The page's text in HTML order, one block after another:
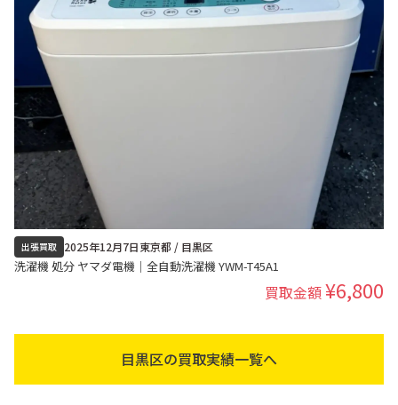
出張買取 2025年12月7日東京都 / 目黒区
洗濯機 処分 ヤマダ電機｜全自動洗濯機 YWM-T45A1
買取金額¥6,800
目黒区の買取実績一覧へ